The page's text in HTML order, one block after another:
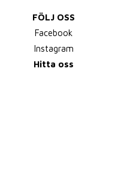
FÖLJ OSS
Facebook
Instagram
Hitta oss